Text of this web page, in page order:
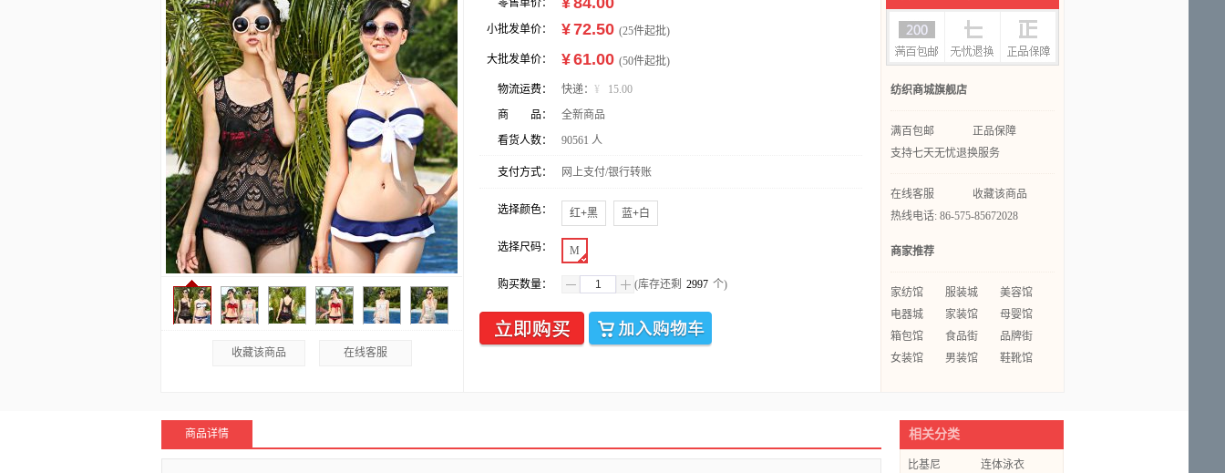
收藏该商品 在线客服
零售单价：
小批发单价： ¥72.50 (25件起批)
大批发单价： ¥61.00 (50件起批)
物流运费： 快递： ¥
15.00
商 品：
全新商品
看货人数：
90561 人
支付方式： 网上支付/银行转账
选择颜色： 红+黑 蓝+白
选择尺码： M
购买数量： (库存还剩 2997 个)
纺织商城旗舰店
满百包邮
正品保障
支持七天无忧退换服务
在线客服
收藏该商品
热线电话: 86-575-85672028
商家推荐
家纺馆 服装城
美容馆
电器城
家装馆
母婴馆
箱包馆
食品街
品牌街
女装馆
男装馆 鞋靴馆
相关分类
比基尼 连体泳衣
商品详情